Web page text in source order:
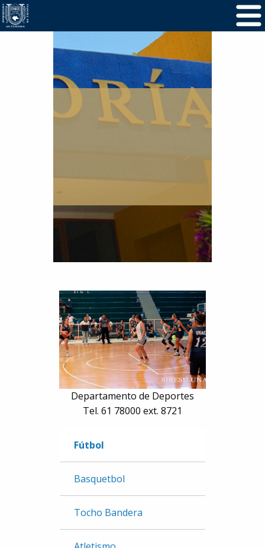
Departamento de Deportes
Tel. 61 78000 ext. 8721
Fútbol
Basquetbol
Tocho Bandera